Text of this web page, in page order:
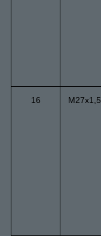
16 М27х1,5